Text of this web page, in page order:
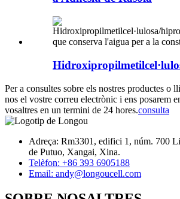
Per a consultes sobre els nostres productes o
nos el vostre correu electrònic i ens posarem
vosaltres en un termini de 24 hores.consulta
Adreça: Rm3301, edifici 1, núm. 700
de Putuo, Xangai, Xina.
Telèfon: +86 393 6905188
Email: andy@longoucell.com